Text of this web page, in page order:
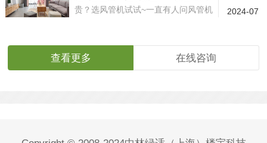
贵？选风管机试试~一直有人问风管机
2024-07
查看更多 在线咨询